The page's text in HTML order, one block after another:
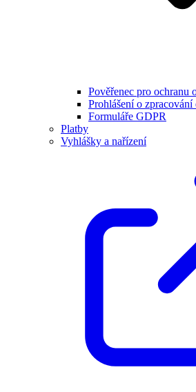
Pověřenec pro ochranu
Prohlášení o zpracování
Formuláře GDPR
Platby
Vyhlášky a nařízení